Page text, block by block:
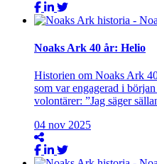
Noaks Ark 40 år: Helio
Historien om Noaks Ark
som var engagerad i
volontärer: ”Jag säger
04 nov 2025